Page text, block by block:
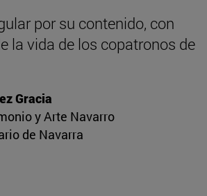
por su contenido, con
la vida de los copatronos de
Gracia
y Arte Navarro
de Navarra